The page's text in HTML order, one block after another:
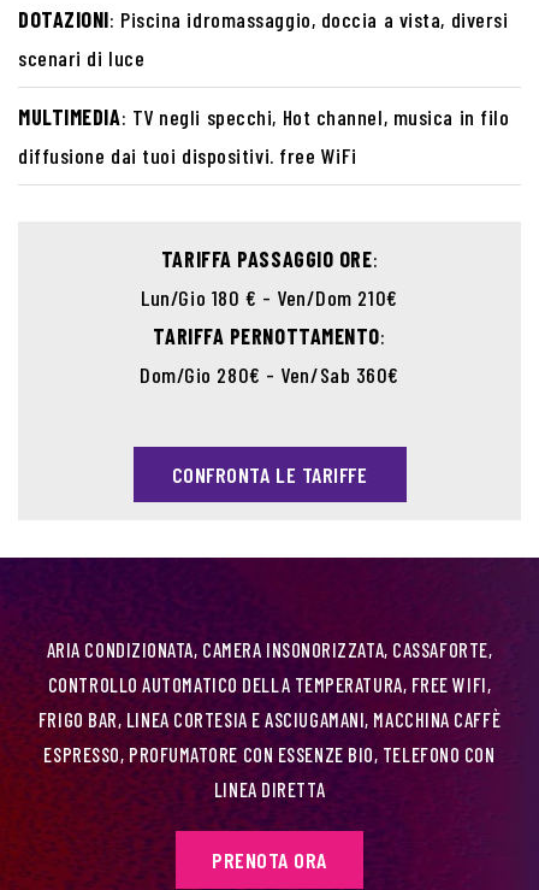
DOTAZIONI: Piscina idromassaggio, doccia a vista, diversi
scenari di luce
MULTIMEDIA: TV negli specchi, Hot channel, musica in filo
diffusione dai tuoi dispositivi. free WiFi
TARIFFA PASSAGGIO ORE:
Lun/Gio 180 € - Ven/Dom 210€
TARIFFA PERNOTTAMENTO:
Dom/Gio 280€ - Ven/Sab 360€
CONFRONTA LE TARIFFE
ARIA CONDIZIONATA, CAMERA INSONORIZZATA, CASSAFORTE,
CONTROLLO AUTOMATICO DELLA TEMPERATURA, FREE WIFI,
FRIGO BAR, LINEA CORTESIA E ASCIUGAMANI, MACCHINA CAFFÈ
ESPRESSO, PROFUMATORE CON ESSENZE BIO, TELEFONO CON
LINEA DIRETTA
PRENOTA ORA